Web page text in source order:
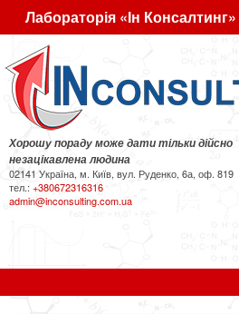
Лабораторія «Ін Консалтинг»
Хорошу пораду може дати тільки дійсно
незацікавлена людина
02141 Україна, м. Київ, вул. Руденко, 6а, оф. 819
тел.:+380672316316
admin@inconsulting.com.ua